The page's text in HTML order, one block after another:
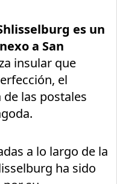
es un
a San
insular que
el
las postales
a lo largo de la
ha sido